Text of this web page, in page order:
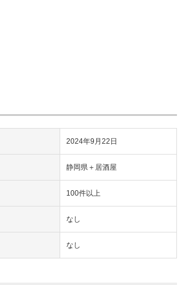
2024年9月22日
静岡県＋居酒屋
100件以上
なし
なし